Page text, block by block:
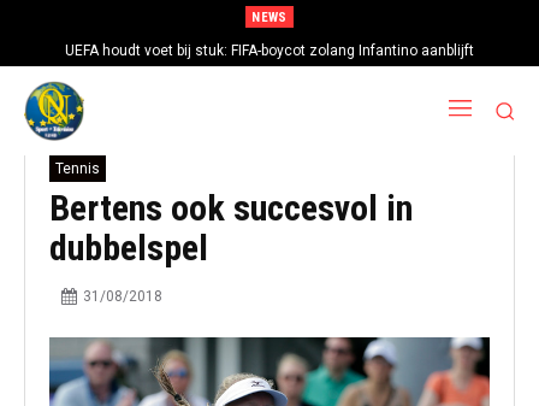
NEWS
UEFA houdt voet bij stuk: FIFA-boycot zolang Infantino aanblijft
Tennis
Bertens ook succesvol in
dubbelspel
31/08/2018